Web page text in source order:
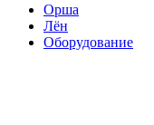
Орша
Лён
Оборудование